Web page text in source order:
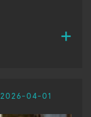
2026-04-01